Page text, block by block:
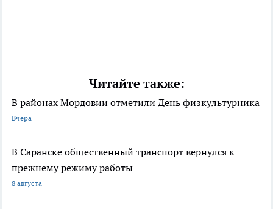
Читайте также:
В районах Мордовии отметили День физкультурника
Вчера
В Саранске общественный транспорт вернулся к
прежнему режиму работы
8 августа